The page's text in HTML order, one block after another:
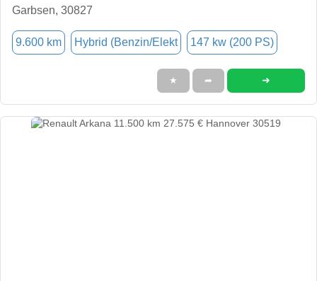
Garbsen, 30827
9.600 km Hybrid (Benzin/Elekt 147 kw (200 PS)
★ ➦ ➜